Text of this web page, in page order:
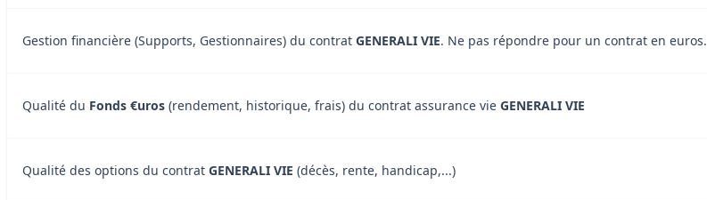
Gestion financière (Supports, Gestionnaires) du contrat GENERALI VIE. Ne pas répondre pour un contrat en euros.
Qualité du Fonds €uros (rendement, historique, frais) du contrat assurance vie GENERALI VIE
Qualité des options du contrat GENERALI VIE (décès, rente, handicap,...)